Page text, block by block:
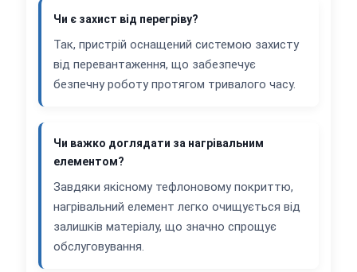
Чи є захист від перегріву?
Так, пристрій оснащений системою захисту
від перевантаження, що забезпечує
безпечну роботу протягом тривалого часу.
Чи важко доглядати за нагрівальним
елементом?
Завдяки якісному тефлоновому покриттю,
нагрівальний елемент легко очищується від
залишків матеріалу, що значно спрощує
обслуговування.